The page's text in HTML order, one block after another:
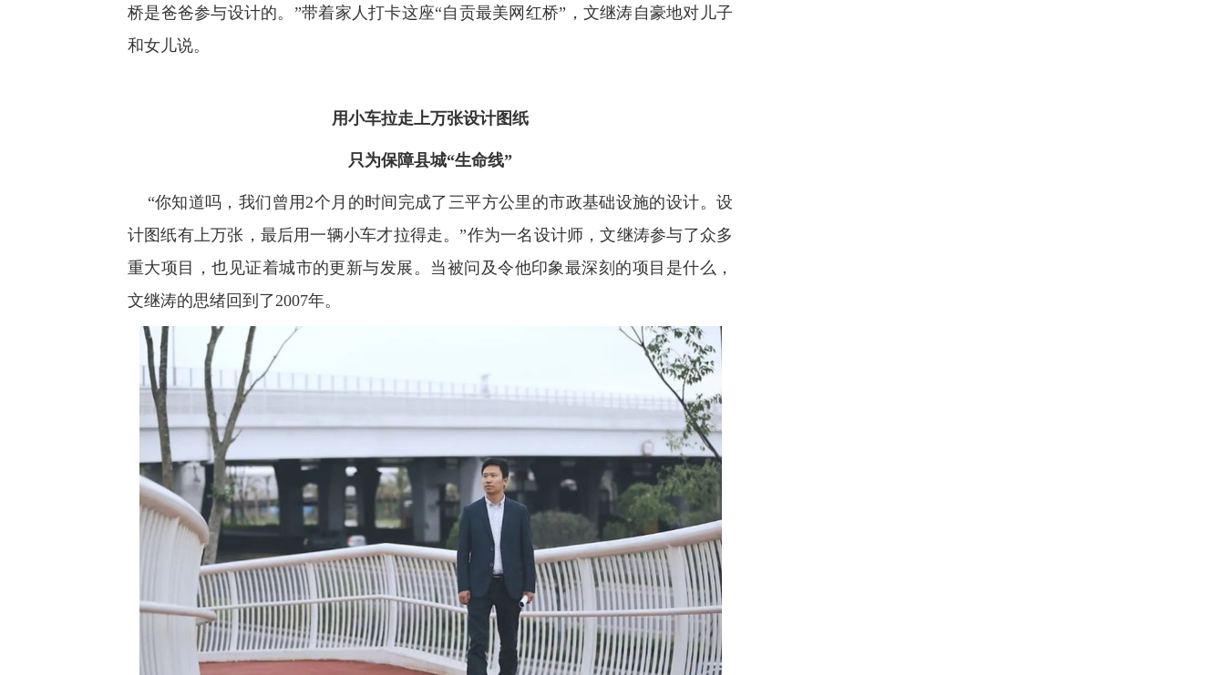
桥是爸爸参与设计的。”带着家人打卡这座“自贡最美网红桥”，文继涛自豪地对儿子
和女儿说。
用小车拉走上万张设计图纸
只为保障县城“生命线”
“你知道吗，我们曾用2个月的时间完成了三平方公里的市政基础设施的设计。设
计图纸有上万张，最后用一辆小车才拉得走。”作为一名设计师，文继涛参与了众多
重大项目，也见证着城市的更新与发展。当被问及令他印象最深刻的项目是什么，
文继涛的思绪回到了2007年。